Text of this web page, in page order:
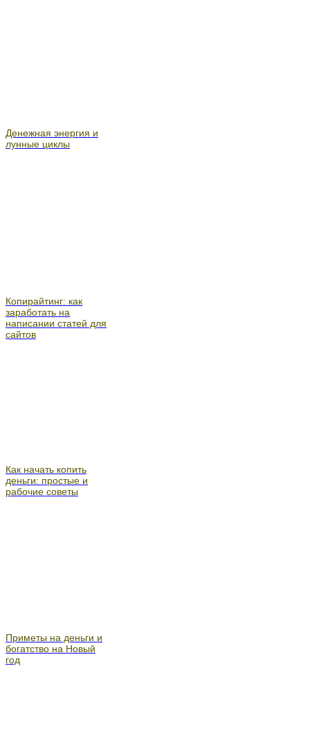
Денежная энергия и
лунные циклы
Копирайтинг: как
заработать на
написании статей для
сайтов
Как начать копить
деньги: простые и
рабочие советы
Приметы на деньги и
богатство на Новый
год